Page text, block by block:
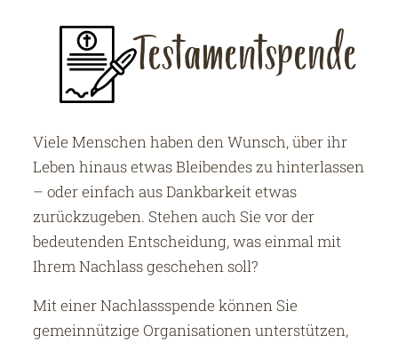
Testamentspende
Viele Menschen haben den Wunsch, über ihr
Leben hinaus etwas Bleibendes zu hinterlassen
– oder einfach aus Dankbarkeit etwas
zurückzugeben. Stehen auch Sie vor der
bedeutenden Entscheidung, was einmal mit
Ihrem Nachlass geschehen soll?
Mit einer Nachlassspende können Sie
gemeinnützige Organisationen unterstützen,